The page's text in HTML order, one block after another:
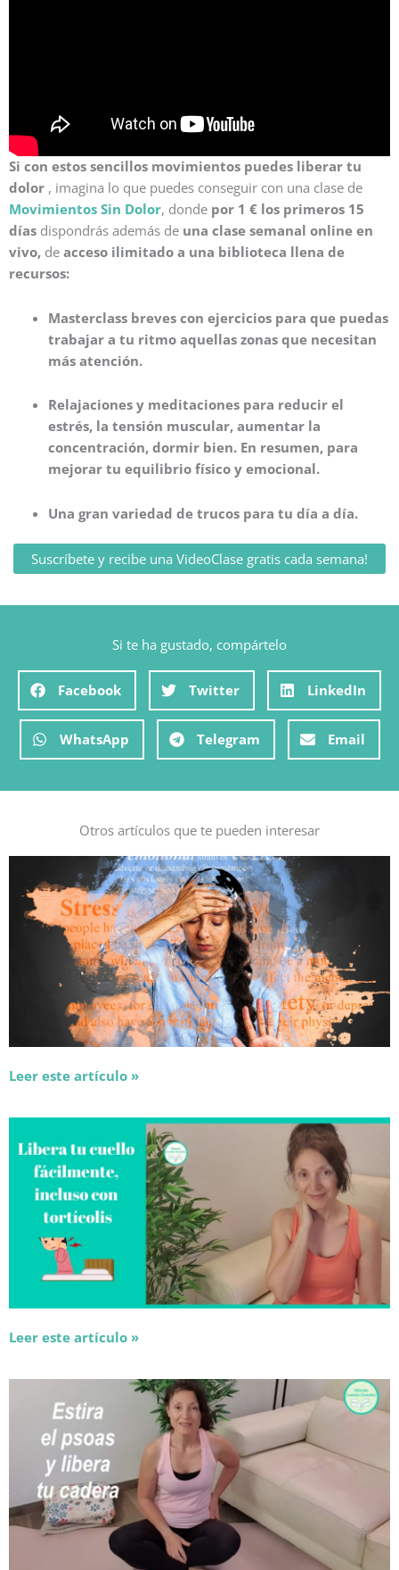
Si con estos sencillos movimientos puedes liberar tu
dolor , imagina lo que puedes conseguir con una clase de
Movimientos Sin Dolor, donde por 1 € los primeros 15
días dispondrás además de una clase semanal online en
vivo, de acceso ilimitado a una biblioteca llena de
recursos:
Masterclass breves con ejercicios para que puedas
trabajar a tu ritmo aquellas zonas que necesitan
más atención.
Relajaciones y meditaciones para reducir el
estrés, la tensión muscular, aumentar la
concentración, dormir bien. En resumen, para
mejorar tu equilibrio físico y emocional.
Una gran variedad de trucos para tu día a día.
Suscríbete y recibe una VideoClase gratis cada semana!
Si te ha gustado, compártelo
Facebook Twitter LinkedIn
WhatsApp Telegram Email
Otros artículos que te pueden interesar
Leer este artículo »
Leer este artículo »